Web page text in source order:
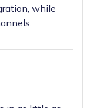
while